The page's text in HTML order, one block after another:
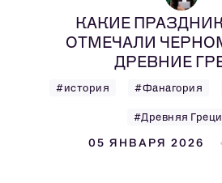
КАКИЕ
ОТМЕЧАЛИ
ДРЕВНИЕ
#история #Фанагория
#Древняя
05 ЯНВАРЯ 2026